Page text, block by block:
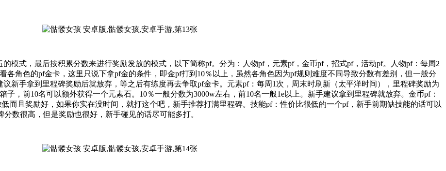
模式，最后按积累分数来进行奖励发放的模式，以下简称pf。分为：人物pf，元素pf，金币pf，招式pf，活动pf。人物pf：每周2
各角色的pf金卡，这里只说下拿pf金的条件，即金pf打到10％以上，虽然各角色因为pf规则难度不同导致分数有差别，但一般分
新手拿到里程碑奖励后就放弃，等之后有练度再去争取pf金卡。元素pf：每周1次，周末时刷新（太平洋时间），里程碑奖励为
子，前10名可以额外获得一个元素石。10％一般分数为3000w左右，前10名一般1e以上。新手建议拿到里程碑就放弃。金币pf：
而且奖励好，如果你实在没时间，就打这个吧，新手推荐打满里程碑。技能pf：性价比很低的一个pf，新手前期缺技能的话可以
数很高，但是奖励也很好，新手碰见的话尽可能多打。